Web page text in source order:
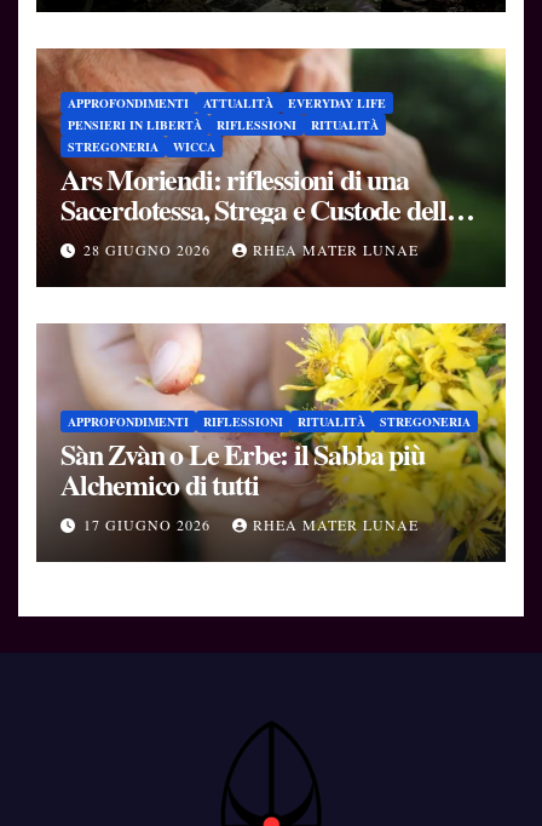
APPROFONDIMENTI ATTUALITÀ
EVERYDAY LIFE
PENSIERI IN LIBERTÀ
RIFLESSIONI
RITUALITÀ
STREGONERIA
WICCA
Ars Moriendi: riflessioni di una
Sacerdotessa, Strega e Custode delle
Soglie
28 GIUGNO 2026 RHEA MATER LUNAE
APPROFONDIMENTI RIFLESSIONI RITUALITÀ STREGONERIA
Sàn Zvàn o Le Erbe: il Sabba più
Alchemico di tutti
17 GIUGNO 2026 RHEA MATER LUNAE